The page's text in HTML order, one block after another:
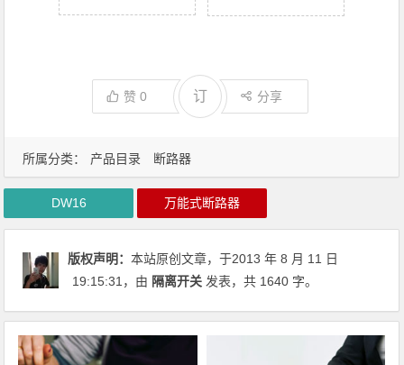
所属分类： 产品目录 断路器
赞0 订 分享
DW16 万能式断路器
版权声明：本站原创文章，于2013 年 8 月 11 日
19:15:31 ，由 隔离开关 发表，共 1640 字。